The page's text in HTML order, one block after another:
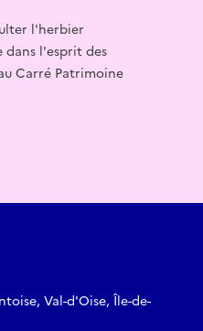
l'herbier
l'esprit des
Carré Patrimoine
Val-d'Oise, Île-de-